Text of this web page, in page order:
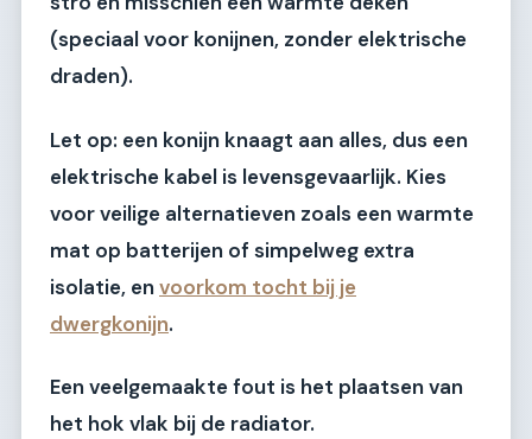
(speciaal voor konijnen, zonder elektrische
draden).
Let op: een konijn knaagt aan alles, dus een
elektrische kabel is levensgevaarlijk. Kies
voor veilige alternatieven zoals een warmte
mat op batterijen of simpelweg extra
isolatie, en voorkom tocht bij je
dwergkonijn.
Een veelgemaakte fout is het plaatsen van
het hok vlak bij de radiator.